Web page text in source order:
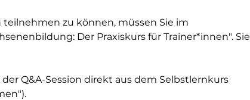
teilnehmen zu können, müssen Sie im
Der Praxiskurs für Trainer*innen". Sie
Q&A-Session direkt aus dem Selbstlernkurs